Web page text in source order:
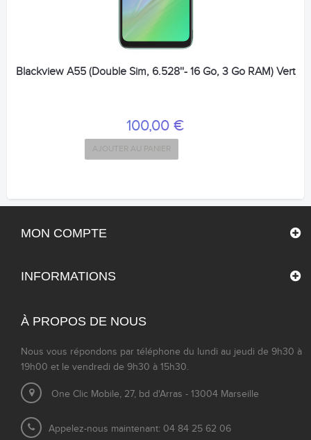
Blackview A55 (Double Sim, 6.528''- 16 Go, 3 Go RAM) Vert
100,00 €
AJOUTER AU PANIER
MON COMPTE
INFORMATIONS
À PROPOS DE NOUS
Nous vous répondons par téléphone du lundi au jeudi de 9h30 à
19h00 et le vendredi de 9h30 à 15h30.
One Clic Mobile, 27, bd d'Arras - 13004 Marseille
Appelez-nous maintenant: 04 84 25 62 06